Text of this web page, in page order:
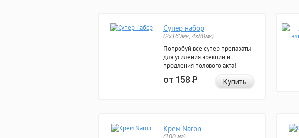
Супер набор
(2х160мг, 4х80мг)
Попробуй все супер препараты
для усиления эрекции и
продления полового акта!
от 158Р Купить
Крем Naron